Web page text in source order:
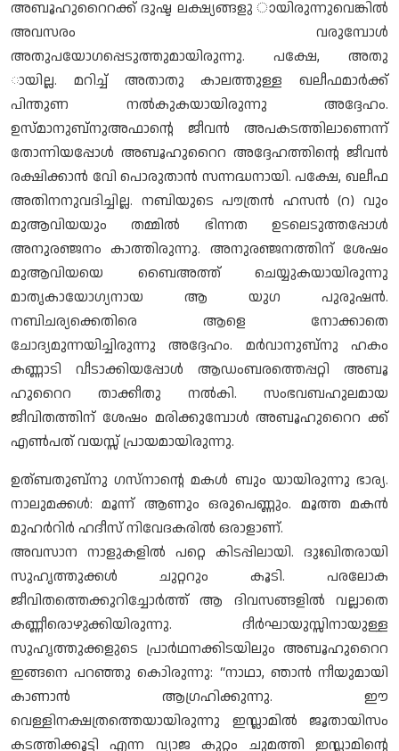
അബൂഹുറൈറക്ക് ദുഷ്ട ലക്ഷ്യങ്ങളു ായിരുന്നുവെങ്കിൽ
അവസരം വരുമ്പോൾ
അതുപയോഗപ്പെടുത്തുമായിരുന്നു. പക്ഷേ, അതു
ായില്ല. മറിച്ച് അതാതു കാലത്തുള്ള ഖലീഫമാർക്ക്
പിന്തുണ നൽകുകയായിരുന്നു അദ്ദേഹം.
ഉസ്മാനുബ്നുഅഫാന്റെ ജീവൻ അപകടത്തിലാണെന്ന്
തോന്നിയപ്പോൾ അബൂഹുറൈറ അദ്ദേഹത്തിന്റെ ജീവൻ
രക്ഷിക്കാൻ വേി പൊരുതാൻ സന്നദ്ധനായി. പക്ഷേ, ഖലീഫ
അതിനനുവദിച്ചില്ല. നബിയുടെ പൗത്രൻ ഹസൻ (റ) വും
മുആവിയയും തമ്മിൽ ഭിന്നത ഉടലെടുത്തപ്പോൾ
അനുരഞ്ജനം കാത്തിരുന്നു. അനുരഞ്ജനത്തിന് ശേഷം
മുആവിയയെ ബൈഅത്ത് ചെയ്യുകയായിരുന്നു
മാതൃകായോഗ്യനായ ആ യുഗ പുരുഷൻ.
നബിചര്യക്കെതിരെ ആളെ നോക്കാതെ
ചോദ്യമുന്നയിച്ചിരുന്നു അദ്ദേഹം. മർവാനുബ്നു ഹകം
കണ്ണാടി വീടാക്കിയപ്പോൾ ആഡംബരത്തെപ്പറ്റി അബൂ
ഹുറൈറ താക്കീതു നൽകി. സംഭവബഹുലമായ
ജീവിതത്തിന് ശേഷം മരിക്കുമ്പോൾ അബൂഹുറൈറ ക്ക്
എൺപത് വയസ്സ് പ്രായമായിരുന്നു.
ഉത്ബതുബ്നു ഗസ്നാന്റെ മകൾ ബും യായിരുന്നു ഭാര്യ.
നാലുമക്കൾ: മൂന്ന് ആണും ഒരുപെണ്ണും. മൂത്ത മകൻ
മുഹർറിർ ഹദീസ് നിവേദകരിൽ ഒരാളാണ്.
അവസാന നാളുകളിൽ പറ്റെ കിടപ്പിലായി. ദുഃഖിതരായി
സുഹൃത്തുക്കൾ ചുറ്ററും കൂടി. പരലോക
ജീവിതത്തെക്കുറിച്ചോർത്ത് ആ ദിവസങ്ങളിൽ വല്ലാതെ
കണ്ണീരൊഴുക്കിയിരുന്നു. ദീർഘായുസ്സിനായുള്ള
സുഹൃത്തുക്കളുടെ പ്രാർഥനക്കിടയിലും അബൂഹുറൈറ
ഇങ്ങനെ പറഞ്ഞു കൊിരുന്നു: “നാഥാ, ഞാൻ നീയുമായി
കാണാൻ ആഗ്രഹിക്കുന്നു. ഈ
വെള്ളിനക്ഷത്രത്തെയായിരുന്നു ഇസ്ലാമിൽ ജൂതായിസം
കടത്തിക്കൂട്ടി എന്ന വ്യാജ കുറ്റം ചുമത്തി ഇസ്ലാമിന്റെ